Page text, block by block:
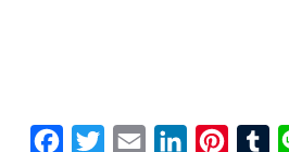
Facebook
Twitter Email LinkedIn